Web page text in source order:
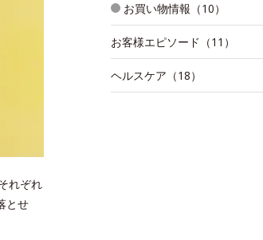
れぞれ
とせ
お買い物情報（10）
お客様エピソード（11）
ヘルスケア（18）